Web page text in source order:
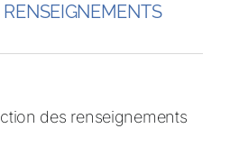
des renseignements